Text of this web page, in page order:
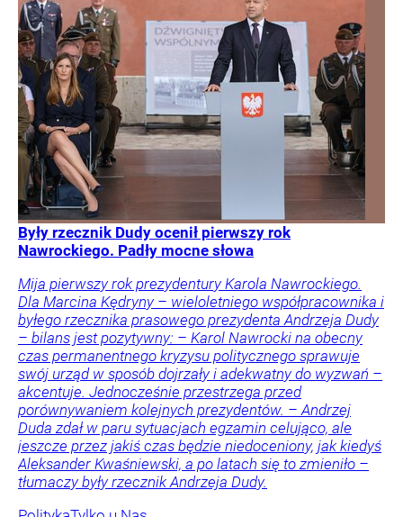
Były rzecznik Dudy ocenił pierwszy rok
Nawrockiego. Padły mocne słowa
Mija pierwszy rok prezydentury Karola Nawrockiego.
Dla Marcina Kędryny – wieloletniego współpracownika i
byłego rzecznika prasowego prezydenta Andrzeja Dudy
– bilans jest pozytywny: – Karol Nawrocki na obecny
czas permanentnego kryzysu politycznego sprawuje
swój urząd w sposób dojrzały i adekwatny do wyzwań –
akcentuje. Jednocześnie przestrzega przed
porównywaniem kolejnych prezydentów. – Andrzej
Duda zdał w paru sytuacjach egzamin celująco, ale
jeszcze przez jakiś czas będzie niedoceniony, jak kiedyś
Aleksander Kwaśniewski, a po latach się to zmieniło –
tłumaczy były rzecznik Andrzeja Dudy.